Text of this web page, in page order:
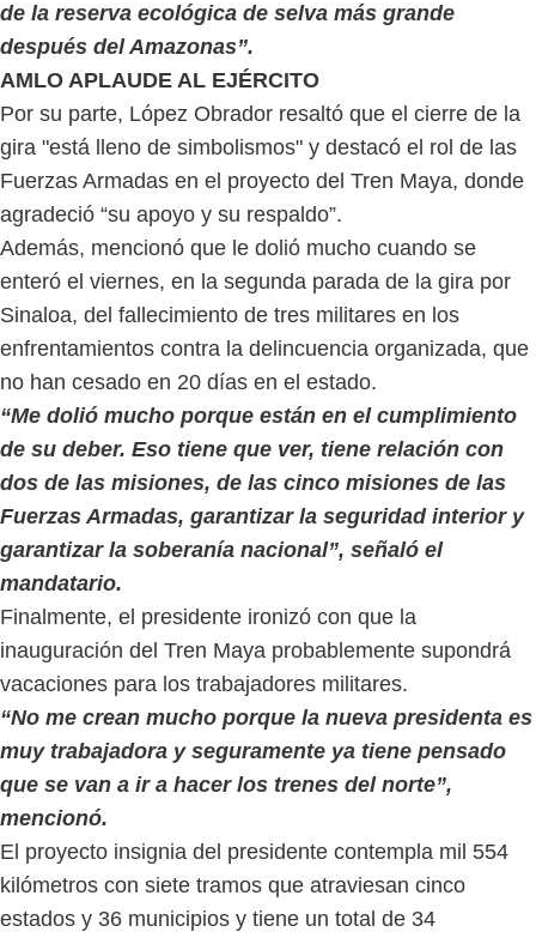
de la reserva ecológica de selva más grande
después del Amazonas”.
AMLO APLAUDE AL EJÉRCITO
Por su parte, López Obrador resaltó que el cierre de la
gira "está lleno de simbolismos" y destacó el rol de las
Fuerzas Armadas en el proyecto del Tren Maya, donde
agradeció “su apoyo y su respaldo”.
Además, mencionó que le dolió mucho cuando se
enteró el viernes, en la segunda parada de la gira por
Sinaloa, del fallecimiento de tres militares en los
enfrentamientos contra la delincuencia organizada, que
no han cesado en 20 días en el estado.
“Me dolió mucho porque están en el cumplimiento
de su deber. Eso tiene que ver, tiene relación con
dos de las misiones, de las cinco misiones de las
Fuerzas Armadas, garantizar la seguridad interior y
garantizar la soberanía nacional”, señaló el
mandatario.
Finalmente, el presidente ironizó con que la
inauguración del Tren Maya probablemente supondrá
vacaciones para los trabajadores militares.
“No me crean mucho porque la nueva presidenta es
muy trabajadora y seguramente ya tiene pensado
que se van a ir a hacer los trenes del norte”,
mencionó.
El proyecto insignia del presidente contempla mil 554
kilómetros con siete tramos que atraviesan cinco
estados y 36 municipios y tiene un total de 34